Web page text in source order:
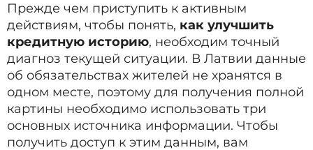
Прежде чем приступить к активным
действиям, чтобы понять, как улучшить
кредитную историю, необходим точный
диагноз текущей ситуации. В Латвии данные
об обязательствах жителей не хранятся в
одном месте, поэтому для получения полной
картины необходимо использовать три
основных источника информации. Чтобы
получить доступ к этим данным, вам